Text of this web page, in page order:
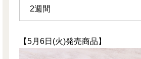
2週間
【5月6日(火)発売商品】